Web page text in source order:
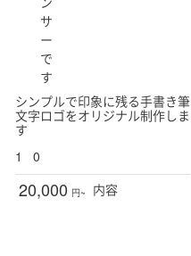
サ
ー
で
す
シンプルで印象に残る手書き筆
文字ロゴをオリジナル制作しま
す
1
0
20,000 円~ 内容